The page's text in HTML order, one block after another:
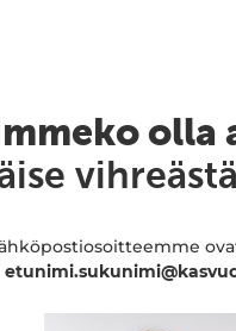
olla